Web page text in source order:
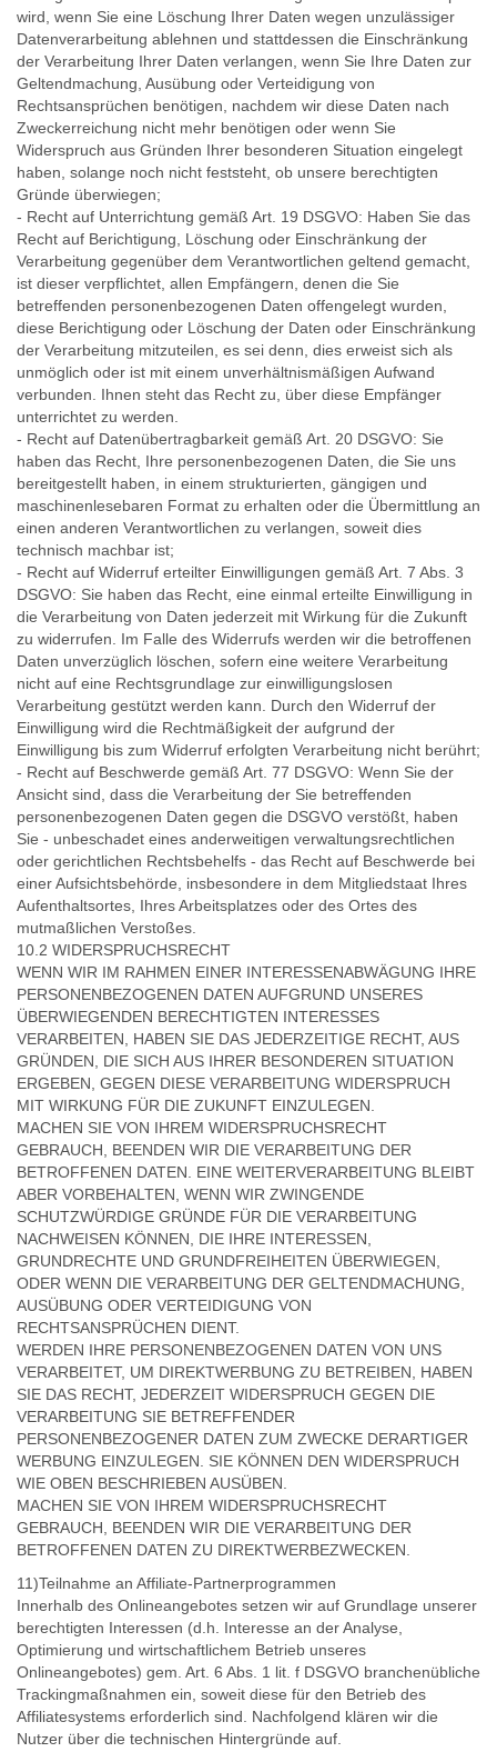
wird, wenn Sie eine Löschung Ihrer Daten wegen unzulässiger
Datenverarbeitung ablehnen und stattdessen die Einschränkung
der Verarbeitung Ihrer Daten verlangen, wenn Sie Ihre Daten zur
Geltendmachung, Ausübung oder Verteidigung von
Rechtsansprüchen benötigen, nachdem wir diese Daten nach
Zweckerreichung nicht mehr benötigen oder wenn Sie
Widerspruch aus Gründen Ihrer besonderen Situation eingelegt
haben, solange noch nicht feststeht, ob unsere berechtigten
Gründe überwiegen;
- Recht auf Unterrichtung gemäß Art. 19 DSGVO: Haben Sie das
Recht auf Berichtigung, Löschung oder Einschränkung der
Verarbeitung gegenüber dem Verantwortlichen geltend gemacht,
ist dieser verpflichtet, allen Empfängern, denen die Sie
betreffenden personenbezogenen Daten offengelegt wurden,
diese Berichtigung oder Löschung der Daten oder Einschränkung
der Verarbeitung mitzuteilen, es sei denn, dies erweist sich als
unmöglich oder ist mit einem unverhältnismäßigen Aufwand
verbunden. Ihnen steht das Recht zu, über diese Empfänger
unterrichtet zu werden.
- Recht auf Datenübertragbarkeit gemäß Art. 20 DSGVO: Sie
haben das Recht, Ihre personenbezogenen Daten, die Sie uns
bereitgestellt haben, in einem strukturierten, gängigen und
maschinenlesebaren Format zu erhalten oder die Übermittlung an
einen anderen Verantwortlichen zu verlangen, soweit dies
technisch machbar ist;
- Recht auf Widerruf erteilter Einwilligungen gemäß Art. 7 Abs. 3
DSGVO: Sie haben das Recht, eine einmal erteilte Einwilligung in
die Verarbeitung von Daten jederzeit mit Wirkung für die Zukunft
zu widerrufen. Im Falle des Widerrufs werden wir die betroffenen
Daten unverzüglich löschen, sofern eine weitere Verarbeitung
nicht auf eine Rechtsgrundlage zur einwilligungslosen
Verarbeitung gestützt werden kann. Durch den Widerruf der
Einwilligung wird die Rechtmäßigkeit der aufgrund der
Einwilligung bis zum Widerruf erfolgten Verarbeitung nicht berührt;
- Recht auf Beschwerde gemäß Art. 77 DSGVO: Wenn Sie der
Ansicht sind, dass die Verarbeitung der Sie betreffenden
personenbezogenen Daten gegen die DSGVO verstößt, haben
Sie - unbeschadet eines anderweitigen verwaltungsrechtlichen
oder gerichtlichen Rechtsbehelfs - das Recht auf Beschwerde bei
einer Aufsichtsbehörde, insbesondere in dem Mitgliedstaat Ihres
Aufenthaltsortes, Ihres Arbeitsplatzes oder des Ortes des
mutmaßlichen Verstoßes.
10.2 WIDERSPRUCHSRECHT
WENN WIR IM RAHMEN EINER INTERESSENABWÄGUNG IHRE
PERSONENBEZOGENEN DATEN AUFGRUND UNSERES
ÜBERWIEGENDEN BERECHTIGTEN INTERESSES
VERARBEITEN, HABEN SIE DAS JEDERZEITIGE RECHT, AUS
GRÜNDEN, DIE SICH AUS IHRER BESONDEREN SITUATION
ERGEBEN, GEGEN DIESE VERARBEITUNG WIDERSPRUCH
MIT WIRKUNG FÜR DIE ZUKUNFT EINZULEGEN.
MACHEN SIE VON IHREM WIDERSPRUCHSRECHT
GEBRAUCH, BEENDEN WIR DIE VERARBEITUNG DER
BETROFFENEN DATEN. EINE WEITERVERARBEITUNG BLEIBT
ABER VORBEHALTEN, WENN WIR ZWINGENDE
SCHUTZWÜRDIGE GRÜNDE FÜR DIE VERARBEITUNG
NACHWEISEN KÖNNEN, DIE IHRE INTERESSEN,
GRUNDRECHTE UND GRUNDFREIHEITEN ÜBERWIEGEN,
ODER WENN DIE VERARBEITUNG DER GELTENDMACHUNG,
AUSÜBUNG ODER VERTEIDIGUNG VON
RECHTSANSPRÜCHEN DIENT.
WERDEN IHRE PERSONENBEZOGENEN DATEN VON UNS
VERARBEITET, UM DIREKTWERBUNG ZU BETREIBEN, HABEN
SIE DAS RECHT, JEDERZEIT WIDERSPRUCH GEGEN DIE
VERARBEITUNG SIE BETREFFENDER
PERSONENBEZOGENER DATEN ZUM ZWECKE DERARTIGER
WERBUNG EINZULEGEN. SIE KÖNNEN DEN WIDERSPRUCH
WIE OBEN BESCHRIEBEN AUSÜBEN.
MACHEN SIE VON IHREM WIDERSPRUCHSRECHT
GEBRAUCH, BEENDEN WIR DIE VERARBEITUNG DER
BETROFFENEN DATEN ZU DIREKTWERBEZWECKEN.
11)Teilnahme an Affiliate-Partnerprogrammen
Innerhalb des Onlineangebotes setzen wir auf Grundlage unserer
berechtigten Interessen (d.h. Interesse an der Analyse,
Optimierung und wirtschaftlichem Betrieb unseres
Onlineangebotes) gem. Art. 6 Abs. 1 lit. f DSGVO branchenübliche
Trackingmaßnahmen ein, soweit diese für den Betrieb des
Affiliatesystems erforderlich sind. Nachfolgend klären wir die
Nutzer über die technischen Hintergründe auf.